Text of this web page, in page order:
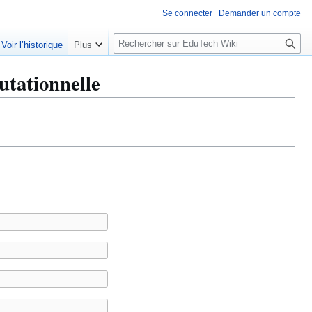
Se connecter Demander un compte
Voir l’historique Plus
R
e
e
h